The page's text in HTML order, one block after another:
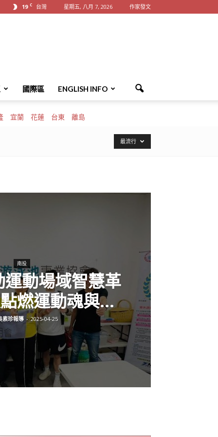
19 C 台灣 星期五, 八月 7, 2026 作家發文
國際區 ENGLISH INFO
宜蘭 花蓮 台東 離島
最流行
南投
動場域智慧革
燃運動魂與...
素珍報導 - 2025-04-25